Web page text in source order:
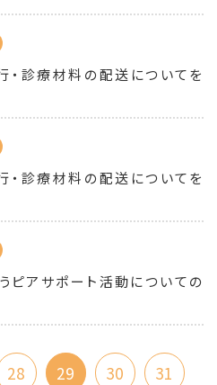
・診療材料の配送についてを
・診療材料の配送についてを
ピアサポート活動についての
28 29 30
31